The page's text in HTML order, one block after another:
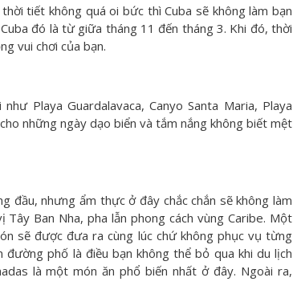
tiết không quá oi bức thì Cuba sẽ không làm bạn
đó là từ giữa tháng 11 đến tháng 3. Khi đó, thời
vui chơi của bạn.
Playa Guardalavaca, Canyo Santa Maria, Playa
những ngày dạo biển và tắm nắng không biết mệt
đầu, nhưng ẩm thực ở đây chắc chắn sẽ không làm
Ban Nha, pha lẫn phong cách vùng Caribe. Một
sẽ được đưa ra cùng lúc chứ không phục vụ từng
phố là điều bạn không thể bỏ qua khi du lịch
là một món ăn phổ biến nhất ở đây. Ngoài ra,